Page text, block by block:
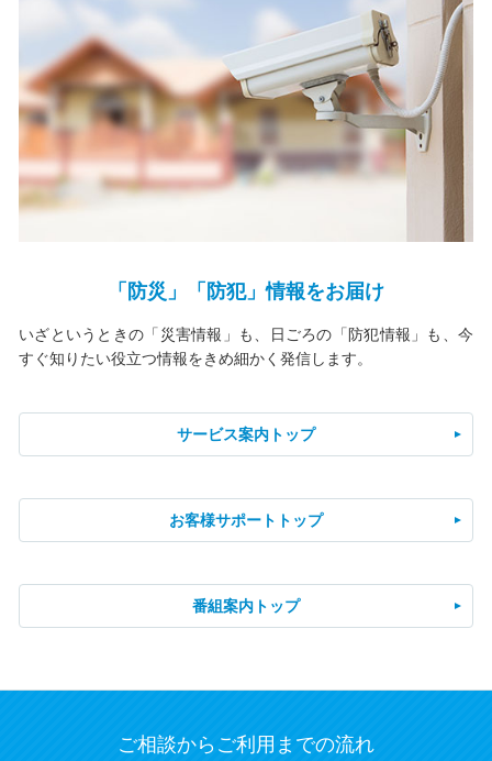
「防災」「防犯」情報をお届け
いざというときの「災害情報」も、日ごろの「防犯情報」も、今
すぐ知りたい役立つ情報をきめ細かく発信します。
サービス案内トップ
お客様サポートトップ
番組案内トップ
ご相談からご利用までの流れ